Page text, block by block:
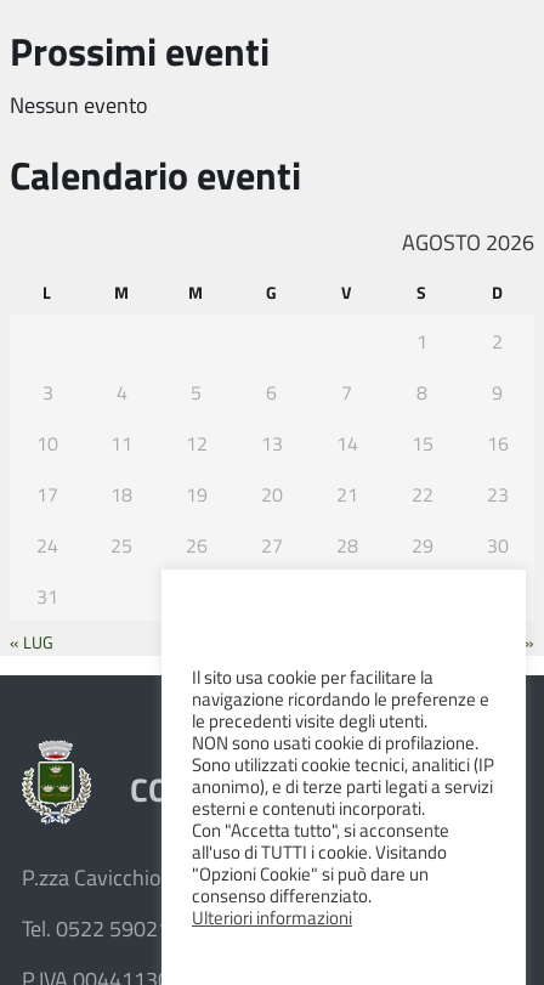
Prossimi eventi
Nessun evento
Calendario eventi
AGOSTO 2026
L M M G V S D
1
2
3
4 5 6 7 8
9
10
11 12 13 14 15
16
17
18 19 20 21 22
23
24
25 26 27 28 29
30
31
« LUG SET »
COMUNE DI ALBINEA
P.zza Cavicchioni, 8 – 42020 Albinea (R.E.)
Tel. 0522 590211 – Fax 0522 590236
Il sito usa cookie per facilitare la
navigazione ricordando le preferenze e
le precedenti visite degli utenti.
NON sono usati cookie di profilazione.
Sono utilizzati cookie tecnici, analitici (IP
anonimo), e di terze parti legati a servizi
esterni e contenuti incorporati.
Con "Accetta tutto", si acconsente
all'uso di TUTTI i cookie. Visitando
"Opzioni Cookie" si può dare un
consenso differenziato.
Ulteriori informazioni